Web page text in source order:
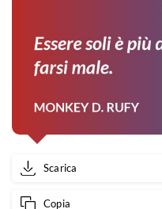
Scarica
Copia